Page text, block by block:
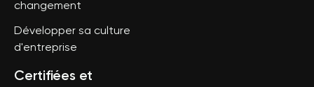
changement
Développer sa culture
d'entreprise
Certifiées et